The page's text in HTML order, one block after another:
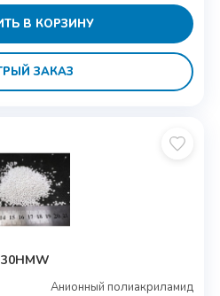
В КОРЗИНУ
ЗАКАЗ
Анионный полиакриламид